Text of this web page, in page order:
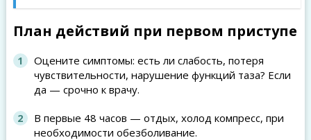
План действий при первом приступе
Оцените симптомы: есть ли слабость, потеря
чувствительности, нарушение функций таза? Если
да — срочно к врачу.
В первые 48 часов — отдых, холод компресс, при
необходимости обезболивание.